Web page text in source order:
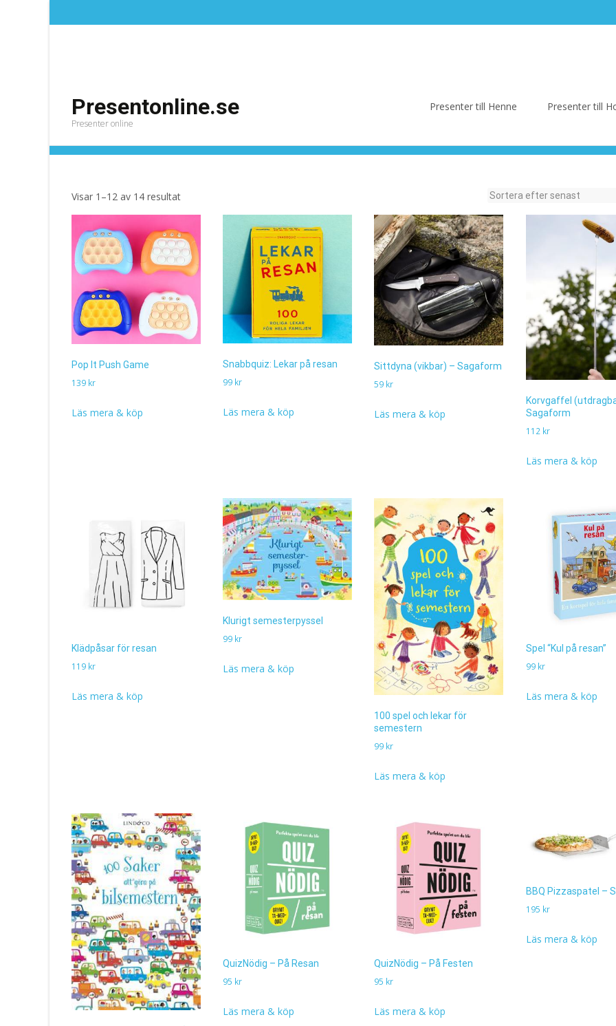
För Resan
Visar 1–12 av 14 resultatSortera
efter
senaste
Pop It Push Game
139 kr
Läs mera & köp
Snabbquiz: Lekar på resan
99 kr
Läs mera & köp
Sittdyna (vikbar) – Sagaform
59 kr
Läs mera & köp
Korvgaffel
Sagaform
112 kr
Läs mera & köp
Klädpåsar för resan
119 kr
Läs mera & köp
Klurigt semesterpyssel
99 kr
Läs mera & köp
100 spel och lekar för
semestern
99 kr
Läs mera & köp
Spel “Kul på resan”
99 kr
Läs mera & köp
QuizNödig – På Resan
95 kr
Läs mera & köp
QuizNödig – På Festen
95 kr
Läs mera & köp
BBQ Pizzaspatel –
195 kr
Läs mera & köp